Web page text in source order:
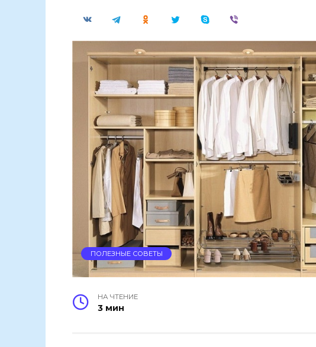
ПОЛЕЗНЫЕ СОВЕТЫ
НА ЧТЕНИЕ
3 мин